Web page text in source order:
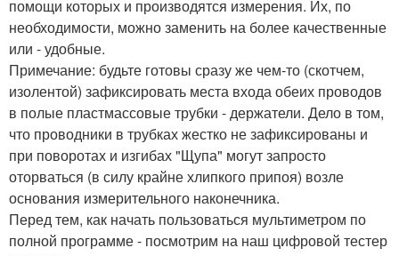
помощи которых и производятся измерения. Их, по
необходимости, можно заменить на более качественные
или - удобные.
Примечание: будьте готовы сразу же чем-то (скотчем,
изолентой) зафиксировать места входа обеих проводов
в полые пластмассовые трубки - держатели. Дело в том,
что проводники в трубках жестко не зафиксированы и
при поворотах и изгибах "Щупа" могут запросто
оторваться (в силу крайне хлипкого припоя) возле
основания измерительного наконечника.
Перед тем, как начать пользоваться мультиметром по
полной программе - посмотрим на наш цифровой тестер